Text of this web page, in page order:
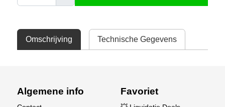
Omschrijving Technische Gegevens
Algemene info Favoriet